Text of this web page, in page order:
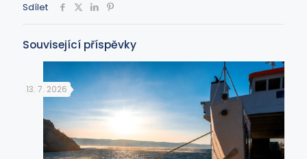
Sdílet
Související příspěvky
13. 7. 2026